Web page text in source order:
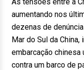
aumentando nos
dezenas de
Mar do Sul da China,
embarcação
contra um barco de